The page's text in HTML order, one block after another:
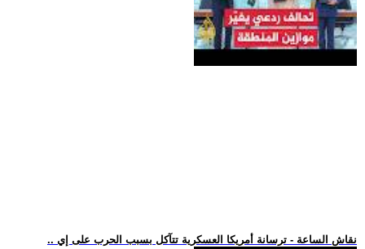
.. نقاش الساعة - ترسانة أمريكا العسكرية تتآكل بسبب الحرب على إي